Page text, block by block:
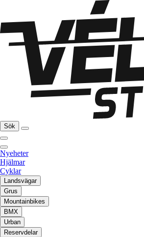
Sök
Nyeheter
Hjälmar
Cyklar
Landsvägar
Grus
Mountainbikes
BMX
Urban
Reservdelar